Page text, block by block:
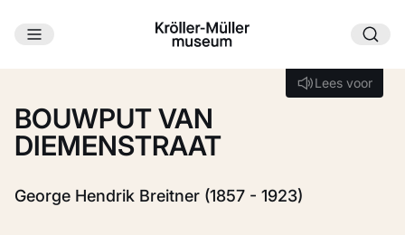
Ga naar hoofdinhoud
Lees voor
Lees voor
BOUWPUT VAN
DIEMENSTRAAT
George Hendrik Breitner (1857 - 1923)